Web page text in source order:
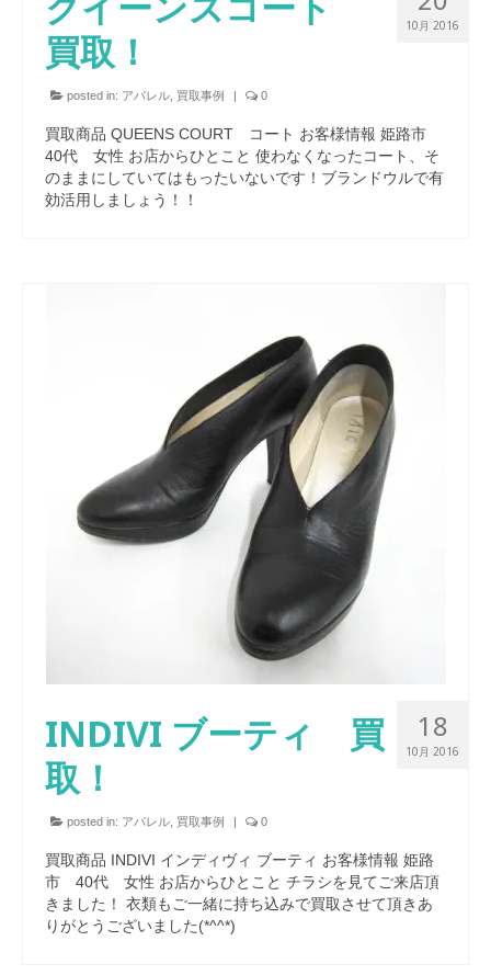
10月 2016
買取！
posted in: アパレル 買取事例 | 0
買取商品 QUEENS COURT コート お客様情報 姫路市
40代 女性 お店からひとこと 使わなくなったコート、そ
のままにしていてはもったいないです！ブランドウルで有
効活用しましょう！！
18
10月 2016
INDIVI ブーティ 買
取！
posted in: アパレル 買取事例 | 0
買取商品 INDIVI インディヴィ ブーティ お客様情報 姫路
市 40代 女性 お店からひとこと チラシを見てご来店頂
きました！ 衣類もご一緒に持ち込みで買取させて頂きあ
りがとうございました(*^^*)